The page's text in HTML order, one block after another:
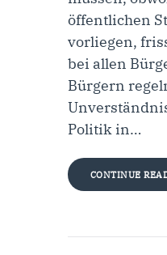
öffentlichen
vorliegen,
bei allen
Bürgern
Politik in…
CONTINUE